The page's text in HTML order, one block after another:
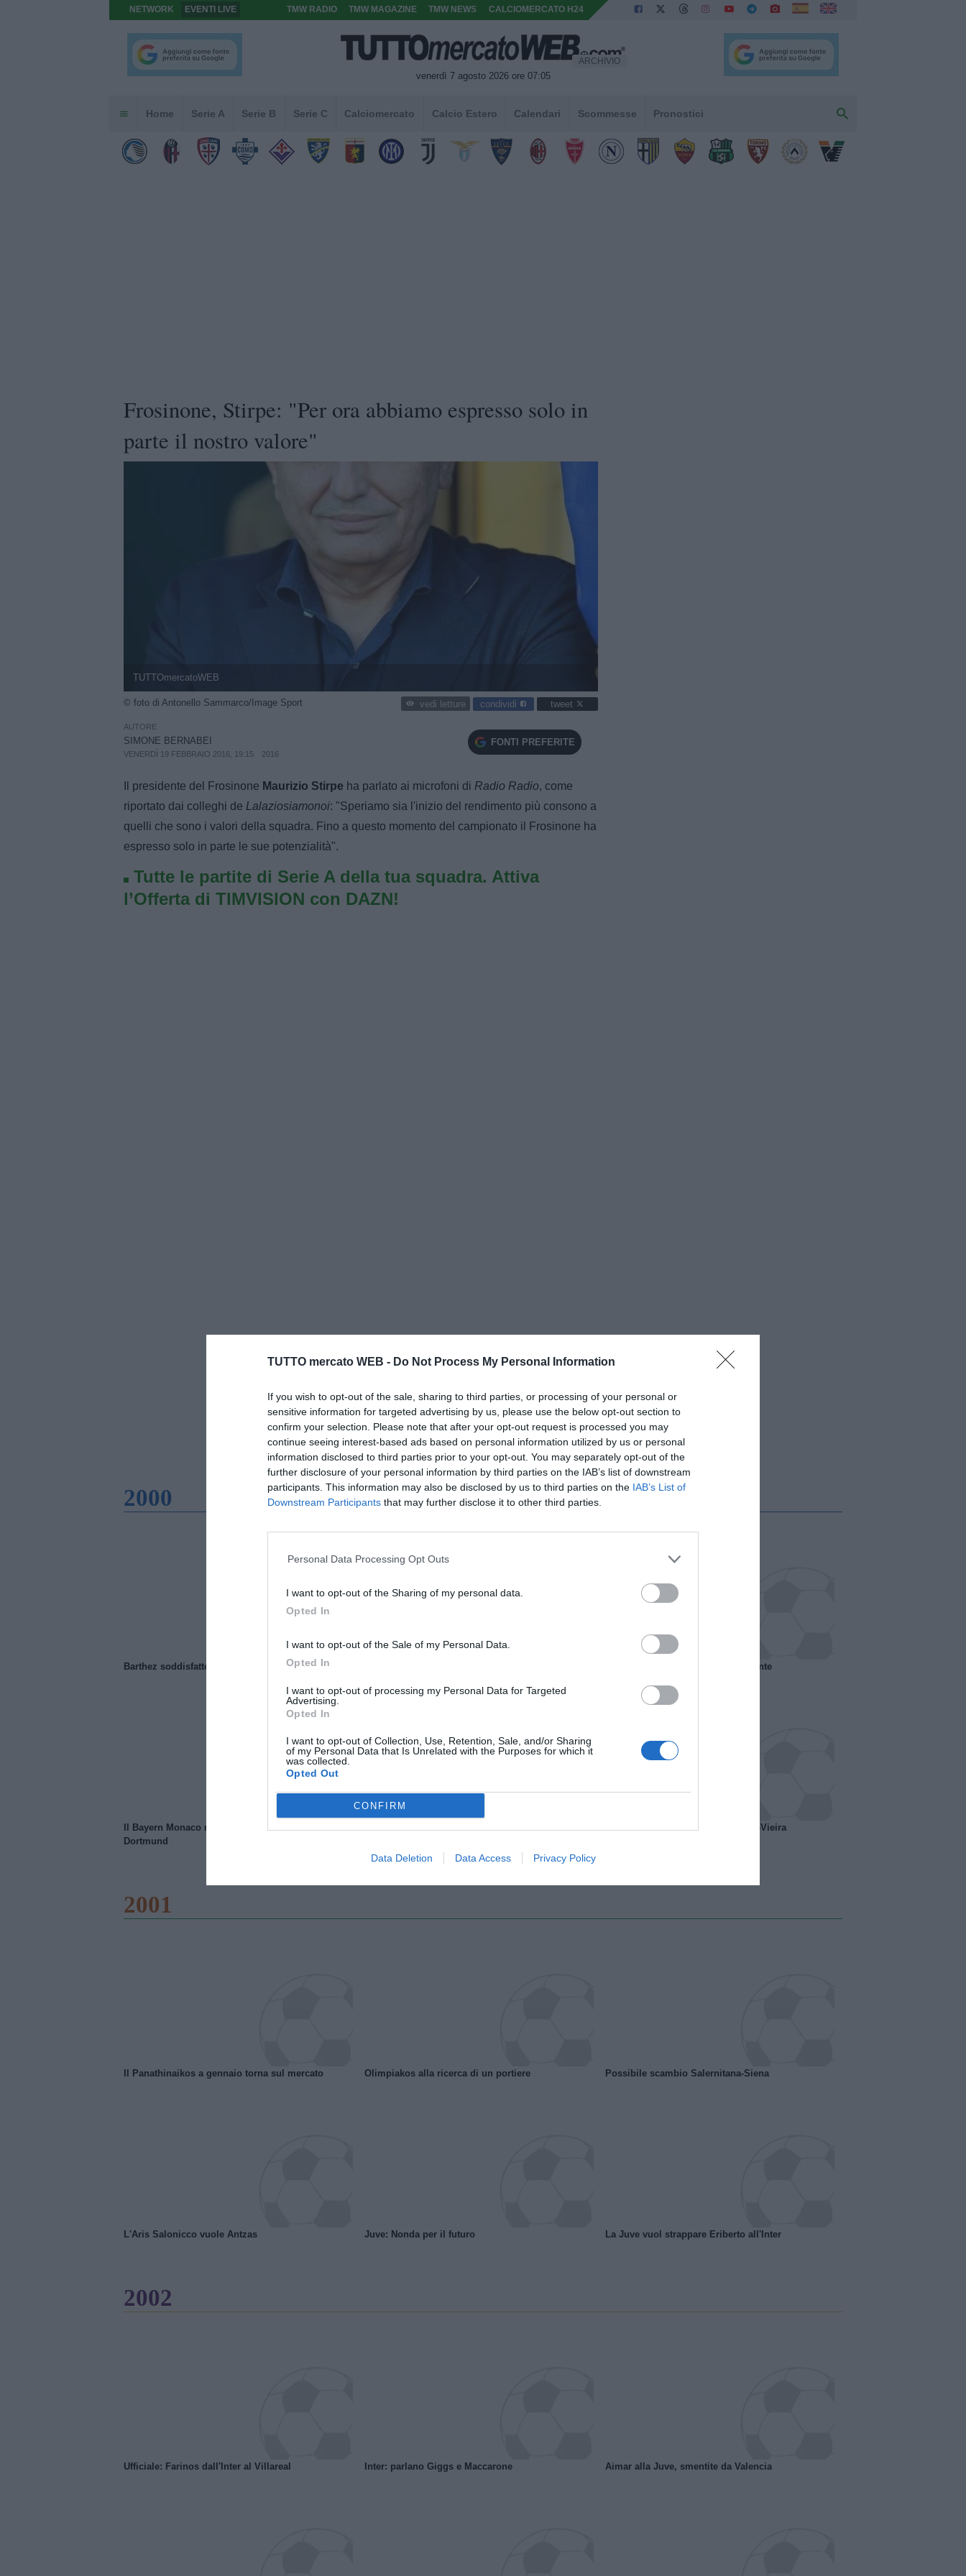
TUTTO mercato WEB - Do Not Process My Personal Information
If you wish to opt-out of the sale, sharing to third parties, or processing of your personal or
sensitive information for targeted advertising by us, please use the below opt-out section to
confirm your selection. Please note that after your opt-out request is processed you may
continue seeing interest-based ads based on personal information utilized by us or personal
information disclosed to third parties prior to your opt-out. You may separately opt-out of the
further disclosure of your personal information by third parties on the IAB’s list of downstream
participants. This information may also be disclosed by us to third parties on the IAB’s List of
Downstream Participants that may further disclose it to other third parties.
Personal Data Processing Opt Outs
I want to opt-out of the Sharing of my personal data.
Opted In
I want to opt-out of the Sale of my Personal Data.
Opted In
I want to opt-out of processing my Personal Data for Targeted
Advertising.
Opted In
I want to opt-out of Collection, Use, Retention, Sale, and/or Sharing
of my Personal Data that Is Unrelated with the Purposes for which it
was collected.
Opted Out
CONFIRM
Data Deletion Data Access Privacy Policy
NETWORK EVENTI LIVE TMW RADIO TMW MAGAZINE TMW NEWS CALCIOMERCATO H24
venerdì 7 agosto 2026 ore 07:05
ARCHIVIO
Home Serie A Serie B Serie C Calciomercato Calcio Estero Calendari Scommesse Pronostici
Frosinone, Stirpe: "Per ora abbiamo espresso solo in
parte il nostro valore"
TUTTOmercatoWEB
© foto di Antonello Sammarco/Image Sport vedi letture condividi tweet
AUTORE
SIMONE BERNABEI
VENERDÌ 19 FEBBRAIO 2016, 19:15 2016
FONTI PREFERITE
Il presidente del Frosinone Maurizio Stirpe ha parlato ai microfoni di Radio Radio, come
riportato dai colleghi de Lalaziosiamonoi: "Speriamo sia l'inizio del rendimento più consono a
quelli che sono i valori della squadra. Fino a questo momento del campionato il Frosinone ha
espresso solo in parte le sue potenzialità".
Tutte le partite di Serie A della tua squadra. Attiva
l’Offerta di TIMVISION con DAZN!
2000
Barthez soddisfatto del Manchester United Francia, il Marsiglia senza presidente
Il Bayern Monaco ridimensiona il Borussia
Dortmund
A gennaio ipotesi scambio Davids-Vieira
2001
Il Panathinaikos a gennaio torna sul mercato Olimpiakos alla ricerca di un portiere Possibile scambio Salernitana-Siena
L'Aris Salonicco vuole Antzas Juve: Nonda per il futuro La Juve vuol strappare Eriberto all'Inter
2002
Ufficiale: Farinos dall'Inter al Villareal Inter: parlano Giggs e Maccarone Aimar alla Juve, smentite da Valencia